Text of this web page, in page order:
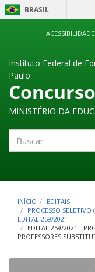
BRASIL
ACESSIBILIDADE
Instituto Federal de
Paulo
MINISTÉRIO DA
INÍCIO
EDITAIS
PROCESSO
EDITAL 259/2021
EDITAL 259/2021 -
PROFESSORES